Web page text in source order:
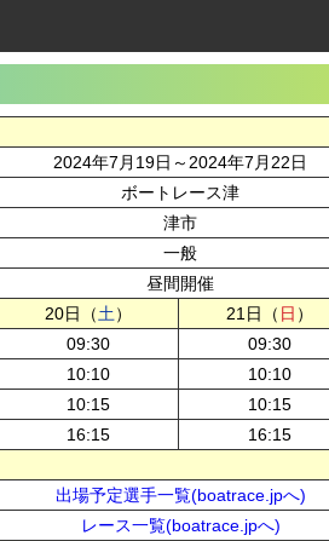
2024年7月19日～2024年7月22日
ボートレース津
津市
一般
昼間開催
20日（土） 21日（ 日 ）
09:30 09:30
10:10 10:10
10:15 10:15
16:15 16:15
出場予定選手一覧(boatrace.jpへ)
レース一覧(boatrace.jpへ)